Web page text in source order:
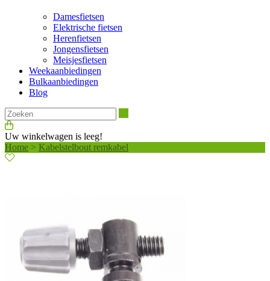
Damesfietsen
Elektrische fietsen
Herenfietsen
Jongensfietsen
Meisjesfietsen
Weekaanbiedingen
Bulkaanbiedingen
Blog
Uw winkelwagen is leeg!
Home > Kabelstelbout remkabel